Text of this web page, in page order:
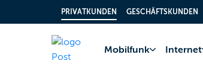
PRIVATKUNDEN GESCHÄFTSKUNDEN
Mobilfunk Internet